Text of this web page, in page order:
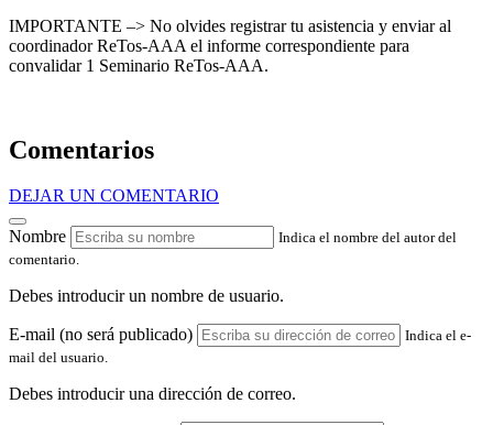
IMPORTANTE –> No olvides registrar tu asistencia y enviar al
coordinador ReTos-AAA el informe correspondiente para
convalidar 1 Seminario ReTos-AAA.
Comentarios
DEJAR UN COMENTARIO
Nombre
Indica el nombre del autor del
comentario.
Debes introducir un nombre de usuario.
E-mail (no será publicado)
Indica el e-
mail del usuario.
Debes introducir una dirección de correo.